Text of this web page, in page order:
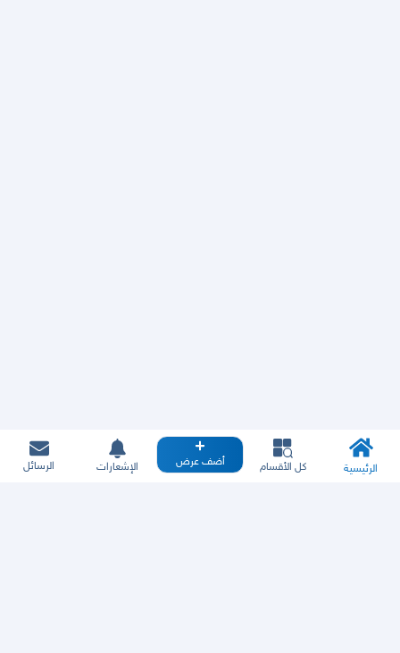
الرئيسية كل الأقسام أضف عرض الإشعارات الرسائل